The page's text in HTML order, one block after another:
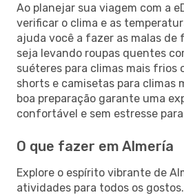
Ao planejar sua viagem com a
verificar o clima e as
ajuda você a fazer as malas de
seja levando roupas quentes
suéteres para climas mais frios
shorts e camisetas para climas
boa preparação garante uma
confortável e sem estresse
O que fazer em Almería
Explore o espírito vibrante de
atividades para todos os